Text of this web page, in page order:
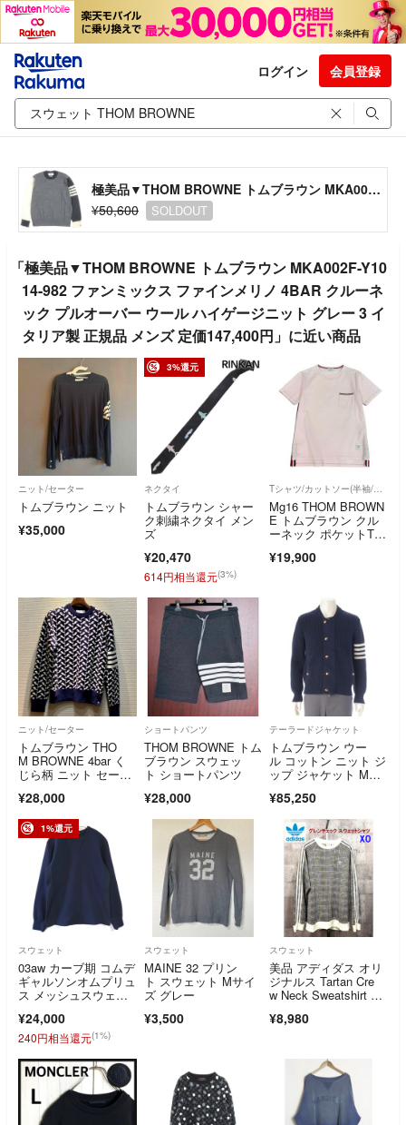
ログイン 会員登録
極美品▼THOM BROWNE トムブラウン MKA002F-Y1014-982 ファンミックス ファインメリノ 4BAR クルーネック プルオーバー ウール ハイゲージニット グレー 3 イタリア製 正規品 メンズ 定価147,400円
¥50,600
SOLDOUT
「極美品▼THOM BROWNE トムブラウン MKA002F-Y10
14-982 ファンミックス ファインメリノ 4BAR クルーネ
ック プルオーバー ウール ハイゲージニット グレー 3 イ
タリア製 正規品 メンズ 定価147,400円」に近い商品
ニット/セーター
トムブラウン ニット
¥35,000
3%還元
ネクタイ
トムブラウン シャー
ク刺繍ネクタイ メン
ズ
¥20,470
614円相当還元(3%)
Tシャツ/カットソー(半袖/袖なし)
Mg16 THOM BROWN
E トムブラウン クル
ーネック ポケットTシ
プ サイズ1 ピンク コ
¥19,900
ニット/セーター
トムブラウン THO
M BROWNE 4bar く
じら柄 ニット セータ
¥28,000
ショートパンツ
THOM BROWNE トム
ブラウン スウェッ
ト ショートパンツ
¥28,000
テーラードジャケット
トムブラウン ウー
ル コットン ニット ジ
ップ ジャケット MKJ
古】
¥85,250
1%還元
スウェット
03aw カーブ期 コムデ
ギャルソンオムプリュ
ス メッシュスウェッ
¥24,000
240円相当還元(1%)
スウェット
MAINE 32 プリン
ト スウェット Mサイ
ズ グレー
¥3,500
スウェット
美品 アディダス オリ
ジナルス Tartan Cre
w Neck Sweatshirt グ
ネック スウェットシ
¥8,980